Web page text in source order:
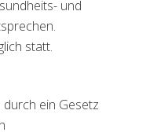
und
statt.
ein Gesetz